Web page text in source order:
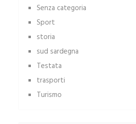
Senza categoria
Sport
storia
sud sardegna
Testata
trasporti
Turismo